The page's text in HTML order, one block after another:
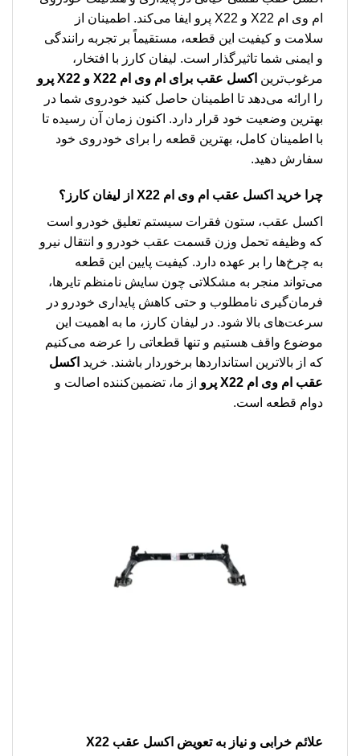
ام وی ام X22 و X22 پرو ایفا می‌کند. اطمینان از
سلامت و کیفیت این قطعه، مستقیماً بر تجربه رانندگی
و ایمنی شما تاثیرگذار است. لیفان کارز با افتخار،
مرغوب‌ترین اکسل عقب برای ام وی ام X22 و X22 پرو
را ارائه می‌دهد تا اطمینان حاصل کنید خودروی شما در
بهترین وضعیت خود قرار دارد. اکنون زمان آن رسیده تا
با اطمینان کامل، بهترین قطعه را برای خودروی خود
سفارش دهید.
چرا خرید اکسل عقب ام وی ام X22
از لیفان کارز؟
اکسل عقب، ستون فقرات سیستم تعلیق خودرو است
که وظیفه تحمل وزن قسمت عقب خودرو و انتقال نیرو
به چرخ‌ها را بر عهده دارد. کیفیت پایین این قطعه
می‌تواند منجر به مشکلاتی چون سایش نامنظم تایرها،
فرمان‌گیری نامطلوب و حتی کاهش پایداری خودرو در
سرعت‌های بالا شود. در لیفان کارز، ما به اهمیت این
موضوع واقف هستیم و تنها قطعاتی را عرضه می‌کنیم
که از بالاترین استانداردها برخوردار باشند. خرید اکسل
عقب ام وی ام X22 پرو
از ما، تضمین‌کننده اصالت و
دوام قطعه است.
علائم خرابی و نیاز به تعویض اکسل عقب X22